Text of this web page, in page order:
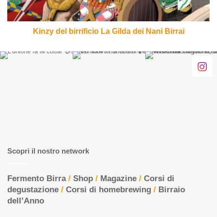
Birrai
Kinzy del birrificio La Gilda dei Nani Birrai
Scopri il nostro network
Fermento Birra/ Shop / Magazine / Corsi di
degustazione / Corsi di homebrewing / Birraio
dell’Anno